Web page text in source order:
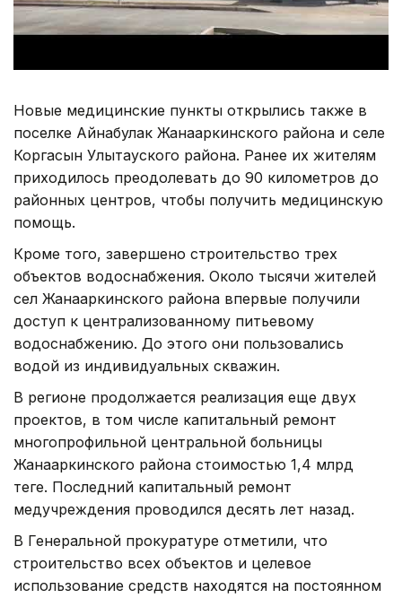
Новые медицинские пункты открылись также в
поселке Айнабулак Жанааркинского района и селе
Коргасын Улытауского района. Ранее их жителям
приходилось преодолевать до 90 километров до
районных центров, чтобы получить медицинскую
помощь.
Кроме того, завершено строительство трех
объектов водоснабжения. Около тысячи жителей
сел Жанааркинского района впервые получили
доступ к централизованному питьевому
водоснабжению. До этого они пользовались
водой из индивидуальных скважин.
В регионе продолжается реализация еще двух
проектов, в том числе капитальный ремонт
многопрофильной центральной больницы
Жанааркинского района стоимостью 1,4 млрд
теңге. Последний капитальный ремонт
медучреждения проводился десять лет назад.
В Генеральной прокуратуре отметили, что
строительство всех объектов и целевое
использование средств находятся на постоянном